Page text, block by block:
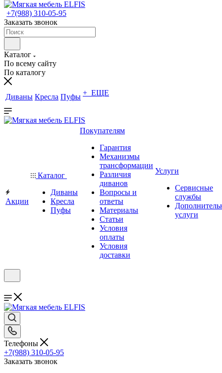
+7(988) 310-05-95
Заказать звонок
Каталог
По всему сайту
По каталогу
Диваны Кресла Пуфы + ЕЩЕ
Акции
Каталог
Диваны
Кресла
Пуфы
Покупателям
Гарантия
Механизмы
трансформации
Различия
диванов
Вопросы и
ответы
Материалы
Статьи
Условия
оплаты
Условия
доставки
Услуги
Сервисные
службы
услуги
Телефоны
+7(988) 310-05-95
Заказать звонок